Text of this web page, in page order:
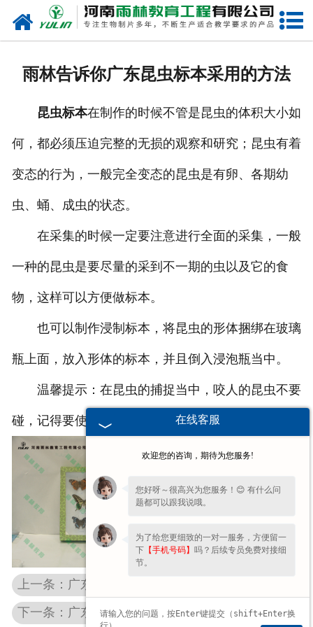
网站首页
雨林告诉你广东昆虫标本采用的方法
昆虫标本在制作的时候不管是昆虫的体积大小如
何，都必须压迫完整的无损的观察和研究；昆虫有着
变态的行为，一般完全变态的昆虫是有卵、各期幼
虫、蛹、成虫的状态。
在采集的时候一定要注意进行全面的采集，一般
一种的昆虫是要尽量的采到不一期的虫以及它的食
物，这样可以方便做标本。
也可以制作浸制标本，将昆虫的形体捆绑在玻璃
瓶上面，放入形体的标本，并且倒入浸泡瓶当中。
温馨提示：在昆虫的捕捉当中，咬人的昆虫不要
碰，记得要使用镊子夹取。
上一条：广东儿童益智玩具孩子玩耍可以增强思维
下一条：广东教学挂图对幼儿儿童有何启发？
在线客服
欢迎您的咨询，期待为您服务!
您好呀～很高兴为您服务！😊 有什么问
题都可以跟我说哦。
为了给您更细致的一对一服务，方便留一
下 【手机号码】 吗？后续专员免费对接细
节。